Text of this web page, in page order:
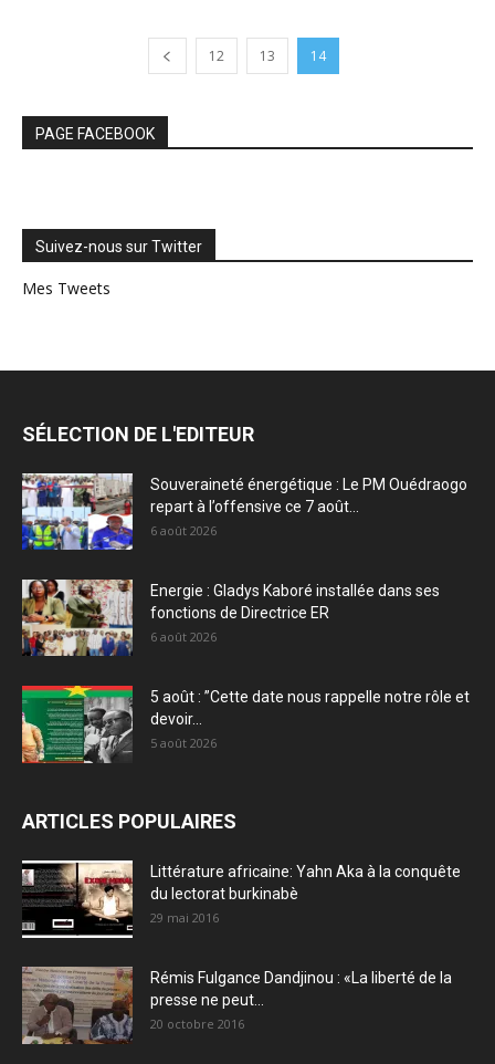
12 13 14
PAGE FACEBOOK
Suivez-nous sur Twitter
Mes Tweets
SÉLECTION DE L'EDITEUR
Souveraineté énergétique : Le PM Ouédraogo
repart à l’offensive ce 7 août...
6 août 2026
Energie : Gladys Kaboré installée dans ses
fonctions de Directrice ER
6 août 2026
5 août : ”Cette date nous rappelle notre rôle et
devoir...
5 août 2026
ARTICLES POPULAIRES
Littérature africaine: Yahn Aka à la conquête
du lectorat burkinabè
29 mai 2016
Rémis Fulgance Dandjinou : «La liberté de la
presse ne peut...
20 octobre 2016